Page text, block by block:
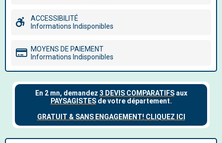
ACCESSIBILITÉ
Informations Indisponibles
MOYENS DE PAIEMENT
Informations Indisponibles